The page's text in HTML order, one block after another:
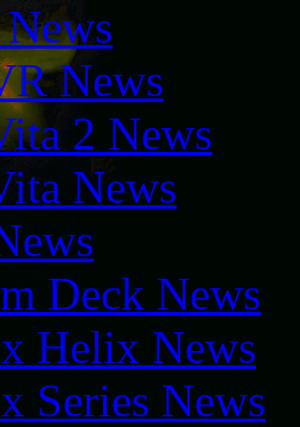
News
2 News
News
Deck News
Helix News
Series News